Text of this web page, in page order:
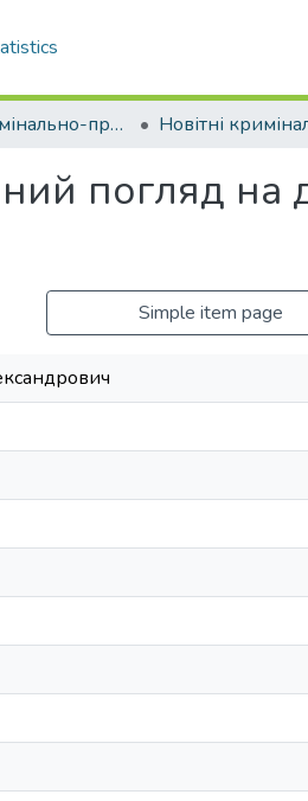
Новітні кримінально-правові дослідження
погляд на
Simple item page